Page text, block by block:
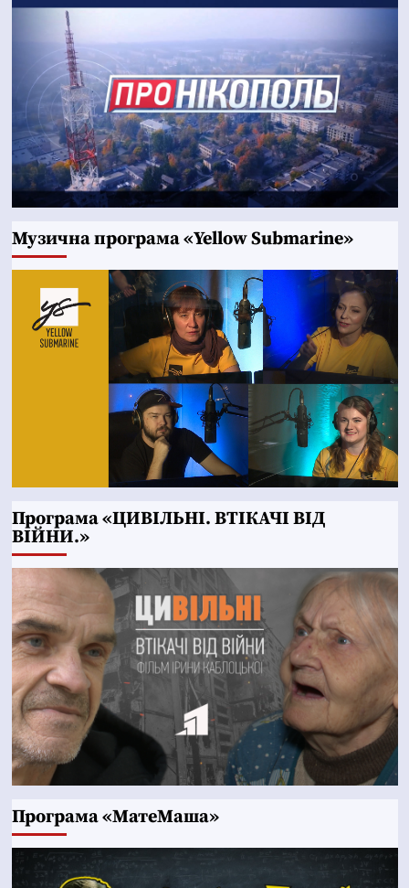
Музична програма «Yellow Submarine»
Програма «ЦИВІЛЬНІ. ВТІКАЧІ ВІД
ВІЙНИ.»
Програма «МатеМаша»